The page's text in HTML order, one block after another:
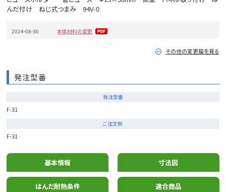
んだ付け ねじ式つまみ 94V-0
2024-08-30 本体材料の変更
その他の変更届を見る
発注型番
発注型番
F-31
ご注文例
F-31
基本情報 寸法図
はんだ耐熱条件 適合商品